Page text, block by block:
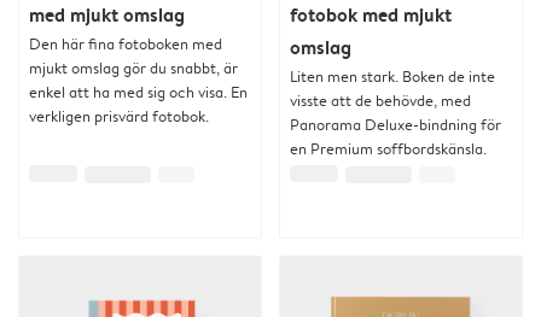
med mjukt omslag
Den här fina fotoboken med
mjukt omslag gör du snabbt, är
enkel att ha med sig och visa. En
verkligen prisvärd fotobok.
fotobok med mjukt
omslag
Liten men stark. Boken de inte
visste att de behövde, med
Panorama Deluxe-bindning för
en Premium soffbordskänsla.